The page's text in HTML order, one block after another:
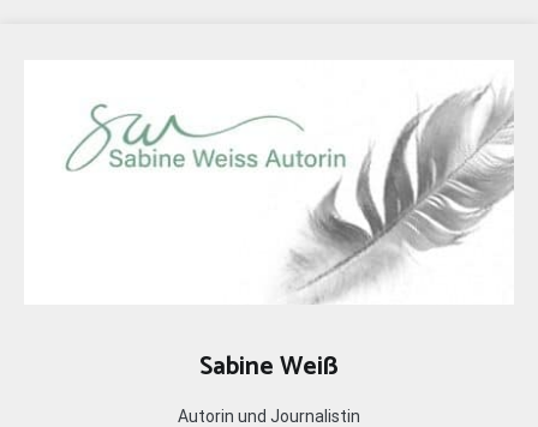
Sabine Weiß
Autorin und Journalistin